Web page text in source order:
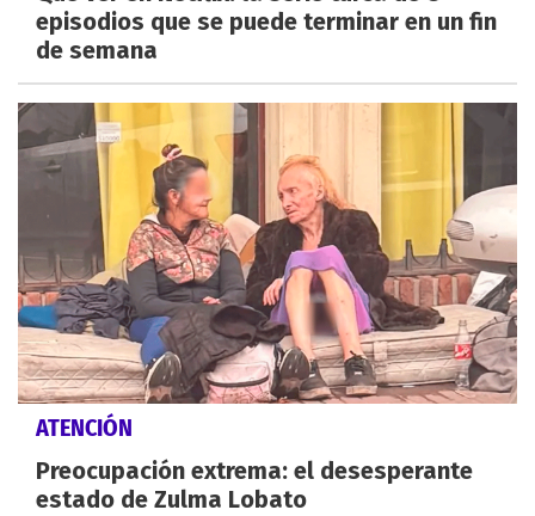
episodios que se puede terminar en un fin
de semana
ATENCIÓN
Preocupación extrema: el desesperante
estado de Zulma Lobato